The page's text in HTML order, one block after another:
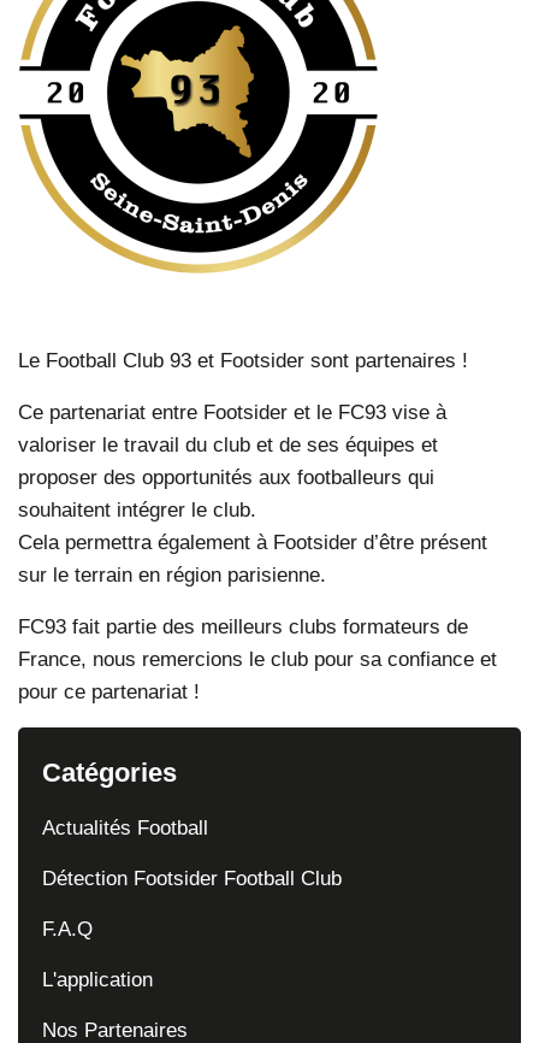
Le Football Club 93 et Footsider sont partenaires !
Ce partenariat entre Footsider et le FC93 vise à
valoriser le travail du club et de ses équipes et
proposer des opportunités aux footballeurs qui
souhaitent intégrer le club.
Cela permettra également à Footsider d’être présent
sur le terrain en région parisienne.
FC93 fait partie des meilleurs clubs formateurs de
France, nous remercions le club pour sa confiance et
pour ce partenariat !
Catégories
Actualités Football
Détection Footsider Football Club
F.A.Q
L'application
Nos Partenaires